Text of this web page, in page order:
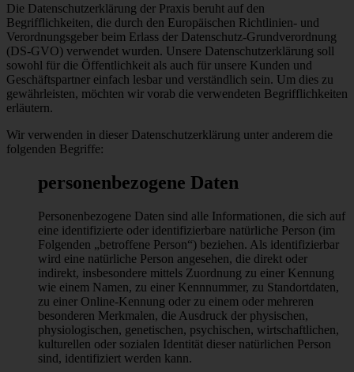
Die Datenschutzerklärung der Praxis beruht auf den
Begrifflichkeiten, die durch den Europäischen Richtlinien- und
Verordnungsgeber beim Erlass der Datenschutz-Grundverordnung
(DS-GVO) verwendet wurden. Unsere Datenschutzerklärung soll
sowohl für die Öffentlichkeit als auch für unsere Kunden und
Geschäftspartner einfach lesbar und verständlich sein. Um dies zu
gewährleisten, möchten wir vorab die verwendeten Begrifflichkeiten
erläutern.
Wir verwenden in dieser Datenschutzerklärung unter anderem die
folgenden Begriffe:
personenbezogene Daten
Personenbezogene Daten sind alle Informationen, die sich auf
eine identifizierte oder identifizierbare natürliche Person (im
Folgenden „betroffene Person“) beziehen. Als identifizierbar
wird eine natürliche Person angesehen, die direkt oder
indirekt, insbesondere mittels Zuordnung zu einer Kennung
wie einem Namen, zu einer Kennnummer, zu Standortdaten,
zu einer Online-Kennung oder zu einem oder mehreren
besonderen Merkmalen, die Ausdruck der physischen,
physiologischen, genetischen, psychischen, wirtschaftlichen,
kulturellen oder sozialen Identität dieser natürlichen Person
sind, identifiziert werden kann.